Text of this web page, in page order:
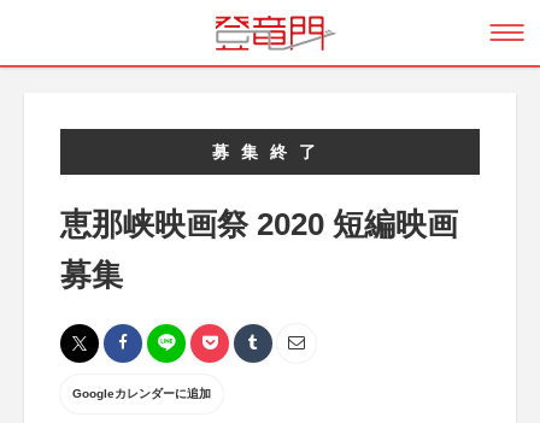
募集終了
恵那峡映画祭 2020 短編映画
募集
Googleカレンダーに追加